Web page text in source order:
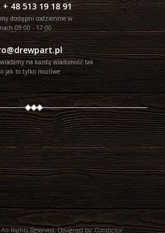
48 513 19 18 91
dostępni codziennie w
09:00 - 17:00
na każdą wiadomość tak
jak to tylko możliwe
Rights Reserved.Designed by:Condictor